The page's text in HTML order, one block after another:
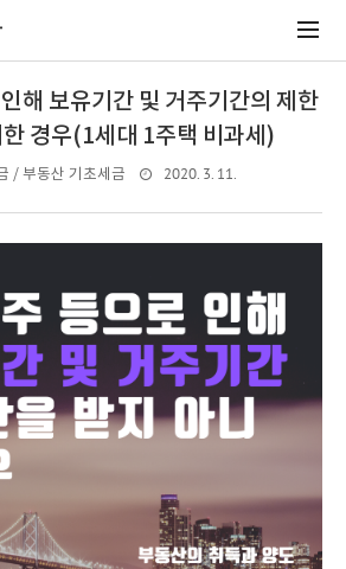
해 보유기간 및 거주기간의 제한
경우(1세대 1주택 비과세)
/ 부동산 기초세금 2020. 3. 11.